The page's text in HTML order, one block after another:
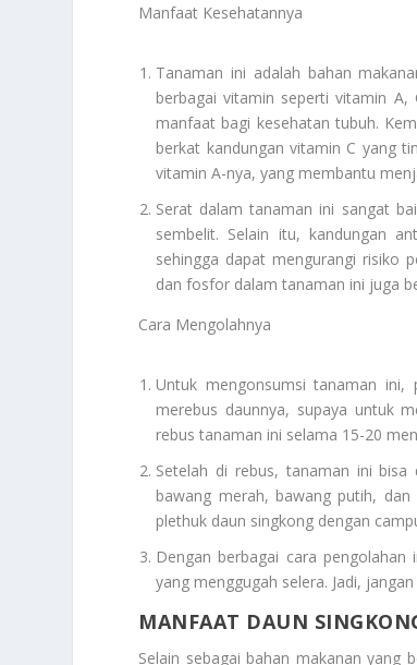
Manfaat Kesehatannya
Tanaman ini adalah bahan
berbagai vitamin seperti vitamin
manfaat bagi kesehatan tubuh.
berkat kandungan vitamin C yang
vitamin A-nya, yang membantu
Serat dalam tanaman ini sangat
sembelit. Selain itu, kandungan
sehingga dapat mengurangi risiko
dan fosfor dalam tanaman ini juga
Cara Mengolahnya
Untuk mengonsumsi tanaman
merebus daunnya, supaya untuk
rebus tanaman ini selama 15-20
Setelah di rebus, tanaman ini
bawang merah, bawang putih,
plethuk daun singkong dengan
Dengan berbagai cara
yang menggugah selera. Jadi,
MANFAAT DAUN
Selain sebagai bahan makanan yang